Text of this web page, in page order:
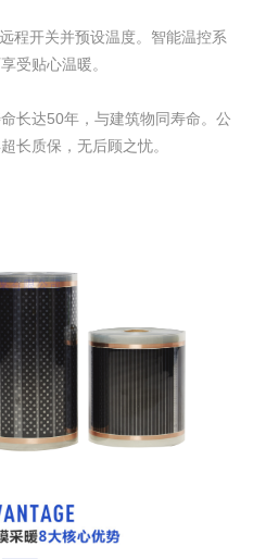
开关并预设温度。智能温控系
受贴心温暖。
达50年，与建筑物同寿命。公
长质保，无后顾之忧。